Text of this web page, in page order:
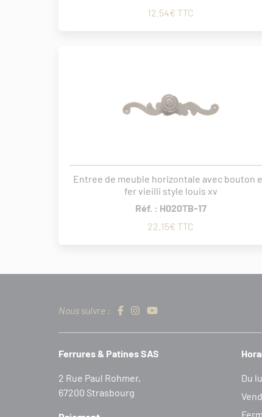
12.54€ TTC
Entree de meuble horizontale avec bouton
fer vieilli style louis xv
Réf. : H020TB-17
22.15€ TTC
Nous suivre :
Ferrures & Patines SAS
2 Rue Paul Rohmer,
67200 Strasbourg
Du